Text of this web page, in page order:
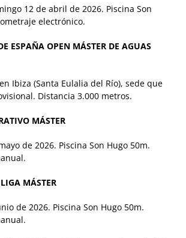
12 de abril de 2026. Piscina Son
electrónico.
ESPAÑA OPEN MÁSTER DE AGUAS
Ibiza (Santa Eulalia del Río), sede que
Distancia 3.000 metros.
MÁSTER
de 2026. Piscina Son Hugo 50m.
MÁSTER
de 2026. Piscina Son Hugo 50m.